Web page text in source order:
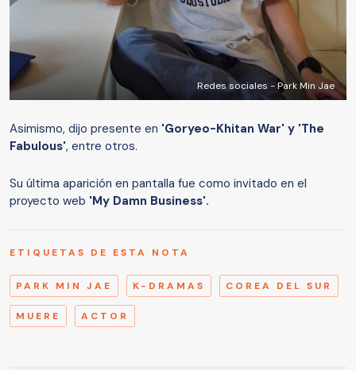
Redes sociales - Park Min Jae
Asimismo, dijo presente en 'Goryeo-Khitan War' y 'The
Fabulous', entre otros.
Su última aparición en pantalla fue como invitado en el
proyecto web 'My Damn Business'.
ETIQUETAS DE ESTA NOTA
PARK MIN JAE K-DRAMAS COREA DEL SUR
MUERE ACTOR